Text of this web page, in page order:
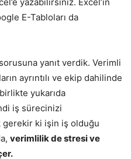
yazabilirsiniz. Excel’in
E-Tabloları da
sorusuna yanıt verdik. Verimli
ayrıntılı ve ekip dahilinde
yukarıda
iş sürecinizi
gerekir ki işin iş olduğu
verimlilik de stresi ve